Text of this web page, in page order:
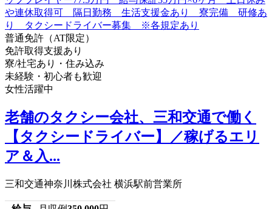
普通免許（AT限定）
免許取得支援あり
寮/社宅あり・住み込み
未経験・初心者も歓迎
女性活躍中
老舗のタクシー会社、三和交通で働く
【タクシードライバー】／稼げるエリ
ア＆入...
三和交通神奈川株式会社 横浜駅前営業所